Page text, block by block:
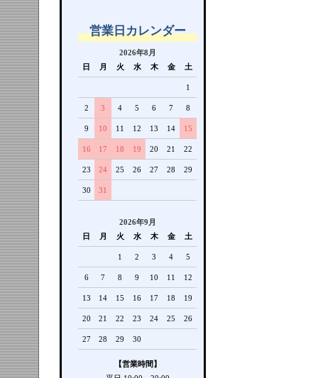
営業日カレンダー
2026年8月
日
月 火 水 木 金 土
1
2 3 4 5 6 7 8
9 10 11 12 13 14 15
16 17 18 19 20 21 22
23 24 25 26 27 28 29
30 31
2026年9月
日
月 火 水 木 金 土
1 2 3 4 5
6 7 8 9 10 11 12
13 14 15 16 17 18 19
20 21 22 23 24 25 26
27 28 29 30
【営業時間】